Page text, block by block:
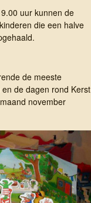
uur kunnen de
die een halve
de meeste
de dagen rond Kerst
november